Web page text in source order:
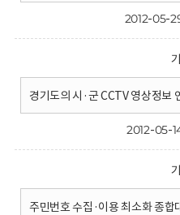
2012-05-
경기도의 시·군 CCTV 영상정보
2012-05-
주민번호 수집·이용 최소화 종합